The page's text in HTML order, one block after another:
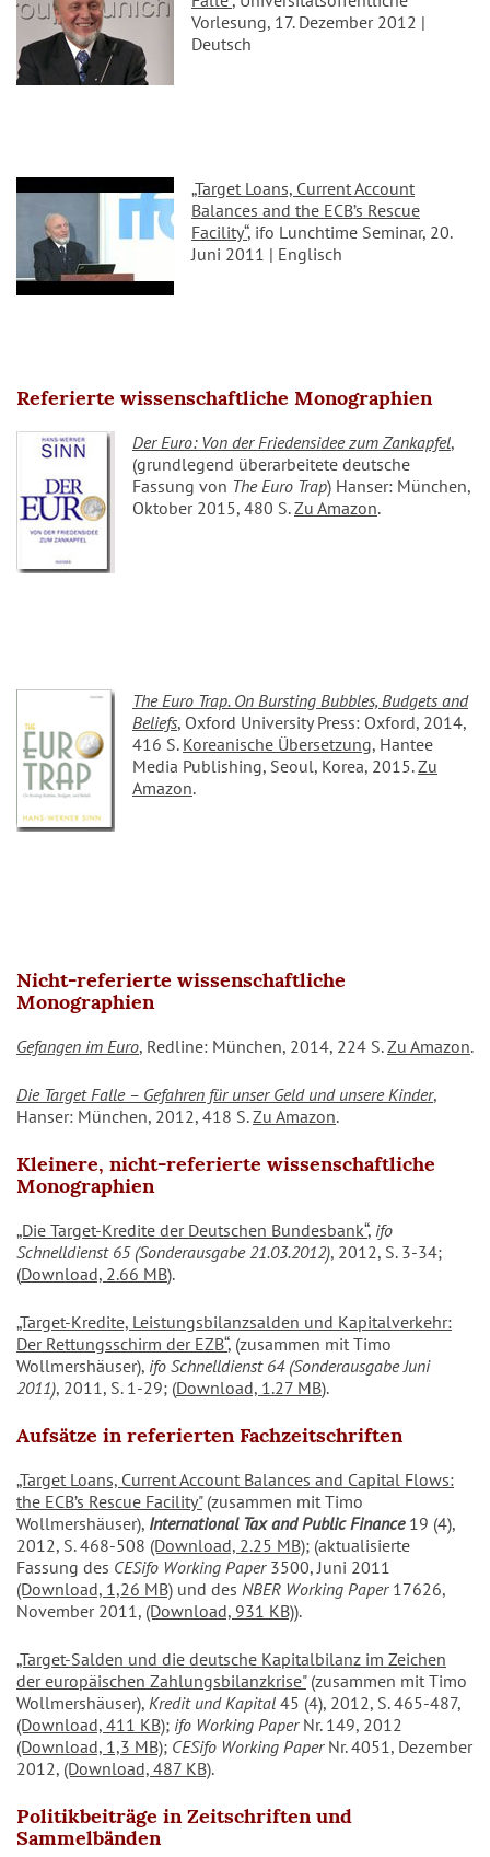
Vorlesung, 17. Dezember 2012 |
Deutsch
„Target Loans, Current Account
Balances and the ECB’s Rescue
Facility“, ifo Lunchtime Seminar, 20.
Juni 2011 | Englisch
Referierte wissenschaftliche Monographien
Der Euro: Von der Friedensidee zum Zankapfel,
(grundlegend überarbeitete deutsche
Fassung von The Euro Trap) Hanser: München,
Oktober 2015, 480 S.Zu Amazon.
The Euro Trap. On Bursting Bubbles, Budgets and
Beliefs, Oxford University Press: Oxford, 2014,
416 S. Koreanische Übersetzung, Hantee
Media Publishing, Seoul, Korea, 2015.Zu
Amazon.
Nicht-referierte wissenschaftliche
Monographien
Gefangen im Euro, Redline: München, 2014, 224 S.Zu Amazon.
Die Target Falle – Gefahren für unser Geld und unsere Kinder,
Hanser: München, 2012, 418 S.Zu Amazon.
Kleinere, nicht-referierte wissenschaftliche
Monographien
„Die Target-Kredite der Deutschen Bundesbank“, ifo
Schnelldienst 65 (Sonderausgabe 21.03.2012), 2012, S. 3-34;
(Download, 2.66 MB).
„Target-Kredite, Leistungsbilanzsalden und Kapitalverkehr:
Der Rettungsschirm der EZB“, (zusammen mit Timo
Wollmershäuser), ifo Schnelldienst 64 (Sonderausgabe Juni
2011), 2011, S. 1-29; (Download, 1.27 MB).
Aufsätze in referierten Fachzeitschriften
„Target Loans, Current Account Balances and Capital Flows:
the ECB’s Rescue Facility"(zusammen mit Timo
Wollmershäuser), International Tax and Public Finance 19 (4),
2012, S. 468-508 (Download, 2.25 MB); (aktualisierte
Fassung des CESifo Working Paper3500, Juni 2011
(Download, 1,26 MB) und des NBER Working Paper17626,
November 2011, (Download, 931 KB)).
„Target-Salden und die deutsche Kapitalbilanz im Zeichen
der europäischen Zahlungsbilanzkrise"(zusammen mit Timo
Wollmershäuser), Kredit und Kapital 45 (4), 2012, S. 465-487,
(Download, 411 KB); ifo Working PaperNr. 149, 2012
(Download, 1,3 MB); CESifo Working PaperNr. 4051, Dezember
2012, (Download, 487 KB).
Politikbeiträge in Zeitschriften und
Sammelbänden